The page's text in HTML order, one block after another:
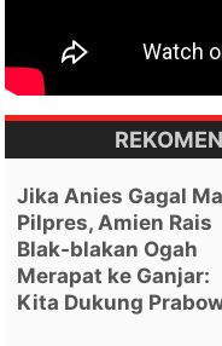
Jika Anies Gagal
Pilpres, Amien Rais
Blak-blakan Ogah
Merapat ke Ganjar:
Kita Dukung